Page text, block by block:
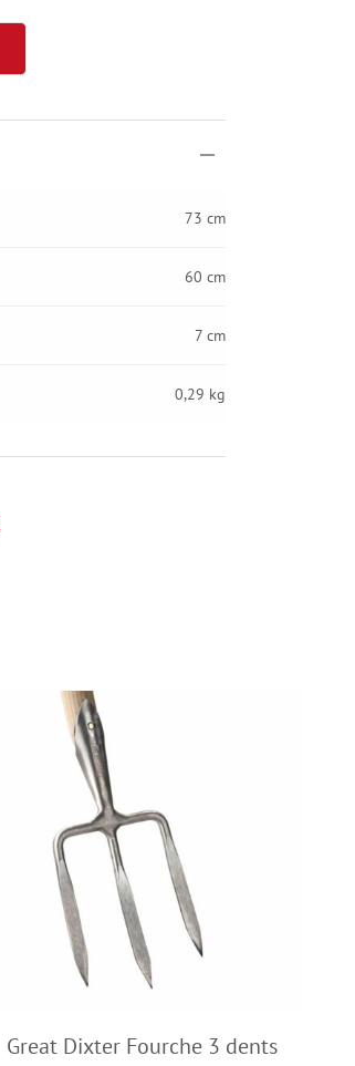
73 cm
60 cm
7 cm
0,29 kg
Great Dixter Fourche 3 dents